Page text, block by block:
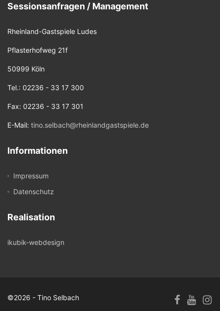
Sessionsanfragen / Management
Rheinland-Gastspiele Ludes
Pflasterhofweg 21f
50999 Köln
Tel.: 02236 - 33 17 300
Fax: 02236 - 33 17 301
E-Mail: tino.selbach@rheinlandgastspiele.de
Informationen
Impressum
Datenschutz
Realisation
ikubik-webdesign
©2026 - Tino Selbach